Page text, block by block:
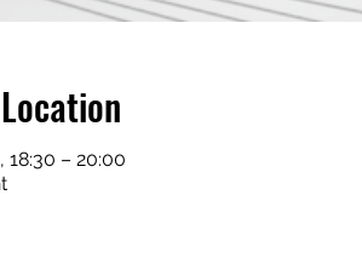
18:30 – 20:00